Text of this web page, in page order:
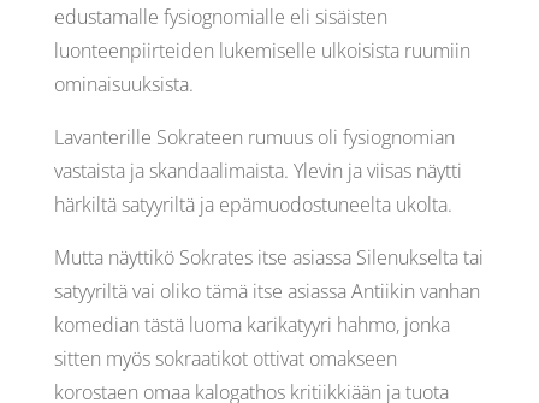
edustamalle fysiognomialle eli sisäisten
luonteenpiirteiden lukemiselle ulkoisista ruumiin
ominaisuuksista.
Lavanterille Sokrateen rumuus oli fysiognomian
vastaista ja skandaalimaista. Ylevin ja viisas näytti
härkiltä satyyriltä ja epämuodostuneelta ukolta.
Mutta näyttikö Sokrates itse asiassa Silenukselta tai
satyyriltä vai oliko tämä itse asiassa Antiikin vanhan
komedian tästä luoma karikatyyri hahmo, jonka
sitten myös sokraatikot ottivat omakseen
korostaen omaa kalogathos kritiikkiään ja tuota